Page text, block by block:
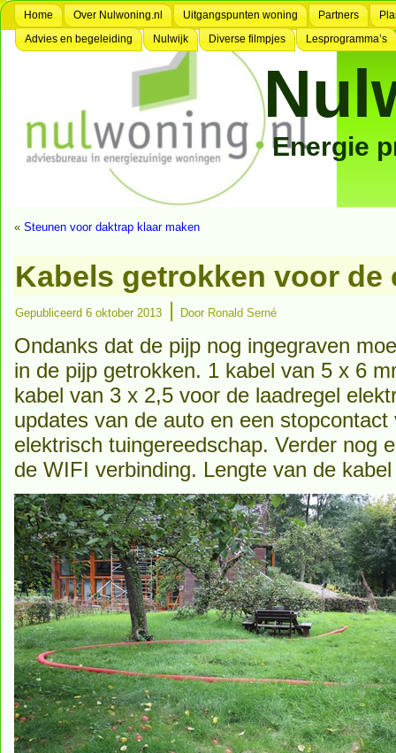
Home Over Nulwoning.nl Uitgangspunten woning Partners
Advies en begeleiding
Nulwijk Diverse filmpjes Lesprogramma’s
Energie
« Steunen voor daktrap klaar maken
Kabels getrokken voor de
Gepubliceerd 6 oktober 2013 | Door Ronald Serné
Ondanks dat de pijp nog ingegraven
in de pijp getrokken. 1 kabel van 5 x 6
kabel van 3 x 2,5 voor de laadregel
updates van de auto en een
elektrisch tuingereedschap. Verder nog
de WIFI verbinding. Lengte van de